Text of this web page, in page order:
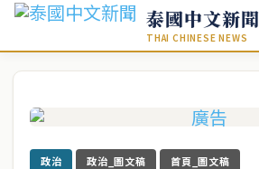
泰國中文新聞
THAI CHINESE NEWS
政治 政治_圖文稿 首頁_圖文稿